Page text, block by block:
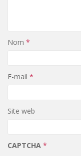
Nom *
E-mail *
Site web
CAPTCHA *